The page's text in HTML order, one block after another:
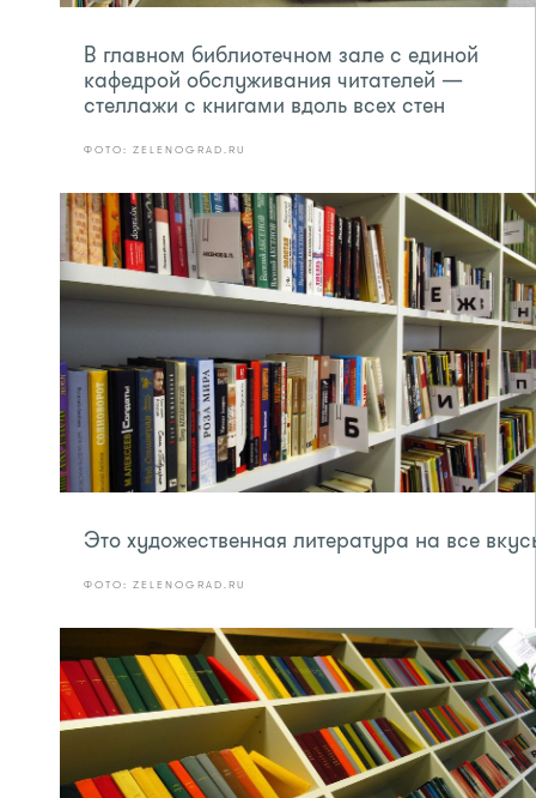
В главном библиотечном зале с единой
кафедрой обслуживания читателей —
стеллажи с книгами вдоль всех стен
ФОТО: ZELENOGRAD.RU
Это художественная литература на все
ФОТО: ZELENOGRAD.RU